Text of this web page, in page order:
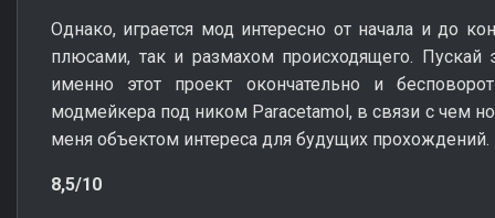
Однако, играется мод интересно от начала и до
плюсами, так и размахом происходящего. Пускай
именно этот проект окончательно и
модмейкера под ником Paracetamol, в связи с чем
меня объектом интереса для будущих прохождений.
8,5/10